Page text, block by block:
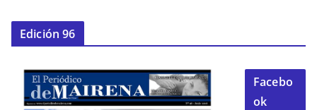
Edición 96
Facebo
ok